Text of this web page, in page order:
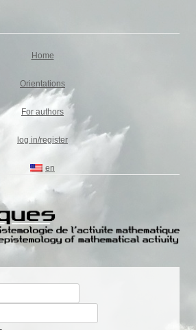
content
Home
Orientations
For authors
log in/register
en